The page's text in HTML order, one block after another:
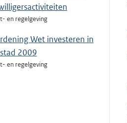
en regelgeving
Wet investeren in
2009
en regelgeving